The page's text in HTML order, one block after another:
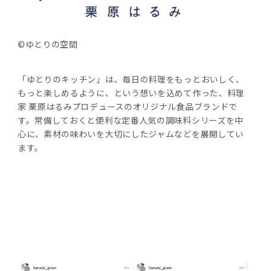
©ゆとりの空間
「ゆとりのキッチン」は、毎日の料理をもっとおいしく、
もっと楽しめるように、という想いを込めて作った、料理
家 栗原はるみプロデュースのオリジナル食品ブランドで
す。常備しておくと便利な定番人気の調味料シリーズを中
心に、素材の味わいを大切にしたジャムなどを展開してい
ます。